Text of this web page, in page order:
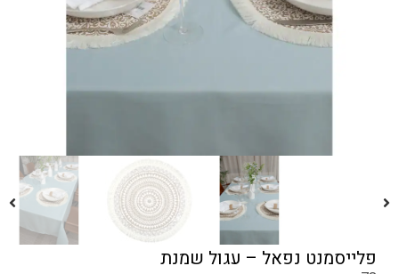
פלייסמנט נפאל – עגול שמנת